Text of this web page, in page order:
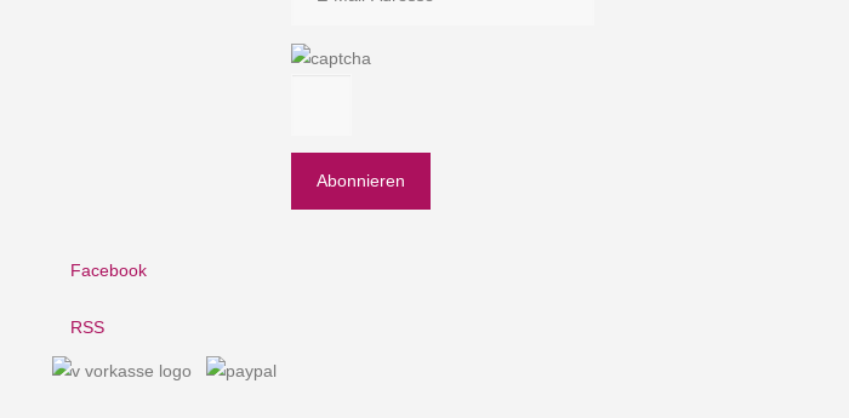
Facebook
RSS